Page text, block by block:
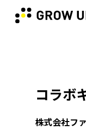
コラボ
株式会社フ